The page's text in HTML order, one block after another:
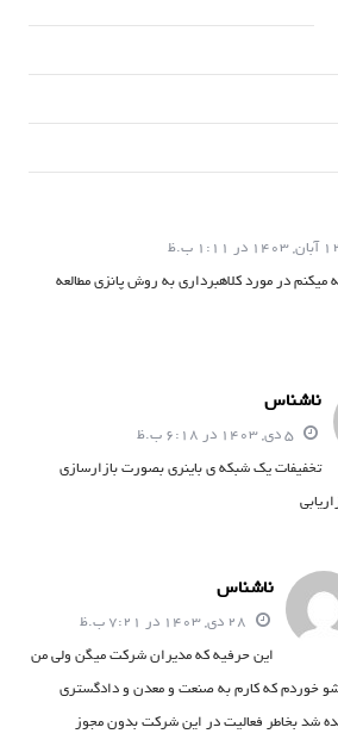
میکنم در مورد کلاهبرداری به روش پانزی مطالعه
ناشناس
5 دی, 1403 در 6:18 ب.ظ
تخفیفات یک شبکه ی باینری بصورت بازارسازی
ناشناس
این حرفیه که مدیران شرکت میگن ولی من
خوردم که کارم به صنعت و معدن و دادگستری
شد بخاطر فعالیت در این شرکت بدون مجوز